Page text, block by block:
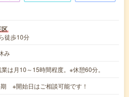
区
徒歩10分
み
は月10～15時間程度。※休憩60分。
期 ※開始日はご相談可能です！